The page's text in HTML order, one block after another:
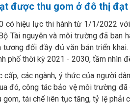
được thu gom ở đô thị đạt
có hiệu lực thi hành từ 1/1/2022
Tài nguyên và môi trường đã
tương đối đầy đủ văn bản triển
phố thời kỳ 2021 - 2030, tầm nhìn
cấp, các ngành, ý thức của người
đó, công tác bảo vệ môi trường
tái chế liên tục tăng, tỷ lệ